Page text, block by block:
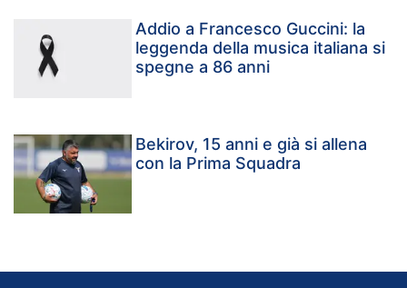
Addio a Francesco Guccini: la
leggenda della musica italiana si
spegne a 86 anni
Bekirov, 15 anni e già si allena
con la Prima Squadra